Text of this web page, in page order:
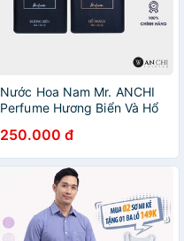
Nước Hoa Nam Mr. ANCHI
Perfume Hương Biển Và Hổ
Lâu 30ml
250.000 đ